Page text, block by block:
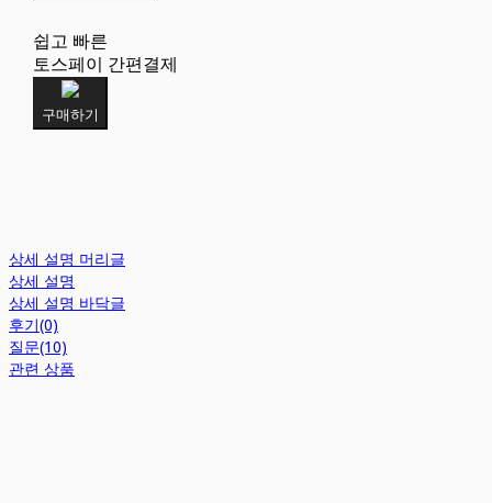
쉽고 빠른
토스페이 간편결제
구매하기
상세 설명 머리글
상세 설명
상세 설명 바닥글
후기(0)
질문(10)
관련 상품